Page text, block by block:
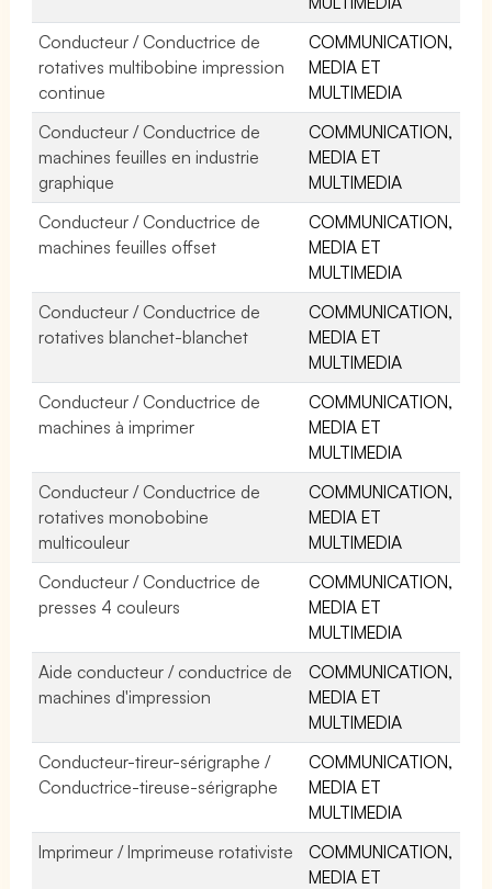
Conducteur / Conductrice de
rotatives multibobine impression
continue
COMMUNICATION,
MEDIA ET
MULTIMEDIA
Conducteur / Conductrice de
machines feuilles en industrie
graphique
COMMUNICATION,
MEDIA ET
MULTIMEDIA
Conducteur / Conductrice de
machines feuilles offset
COMMUNICATION,
MEDIA ET
MULTIMEDIA
Conducteur / Conductrice de
rotatives blanchet-blanchet
COMMUNICATION,
MEDIA ET
MULTIMEDIA
Conducteur / Conductrice de
machines à imprimer
COMMUNICATION,
MEDIA ET
MULTIMEDIA
Conducteur / Conductrice de
rotatives monobobine
multicouleur
COMMUNICATION,
MEDIA ET
MULTIMEDIA
Conducteur / Conductrice de
presses 4 couleurs
COMMUNICATION,
MEDIA ET
MULTIMEDIA
Aide conducteur / conductrice de
machines d'impression
COMMUNICATION,
MEDIA ET
MULTIMEDIA
Conducteur-tireur-sérigraphe /
Conductrice-tireuse-sérigraphe
COMMUNICATION,
MEDIA ET
MULTIMEDIA
Imprimeur / Imprimeuse rotativiste
COMMUNICATION,
MEDIA ET